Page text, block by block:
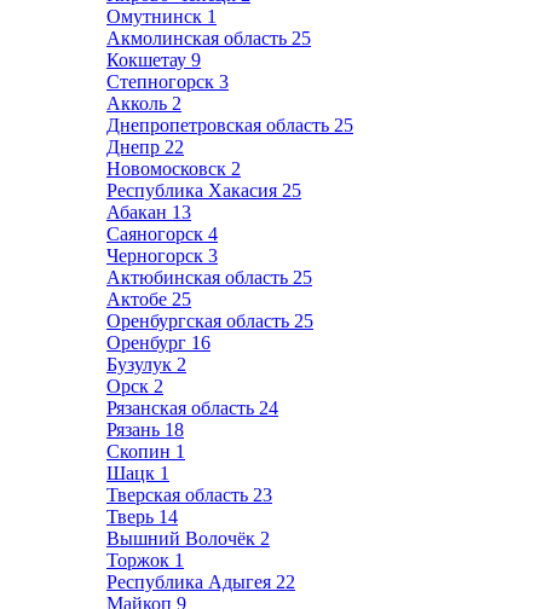
Омутнинск 1
Акмолинская область 25
Кокшетау 9
Степногорск 3
Акколь 2
Днепропетровская область 25
Днепр 22
Новомосковск 2
Республика Хакасия 25
Абакан 13
Саяногорск 4
Черногорск 3
Актюбинская область 25
Актобе 25
Оренбургская область 25
Оренбург 16
Бузулук 2
Орск 2
Рязанская область 24
Рязань 18
Скопин 1
Шацк 1
Тверская область 23
Тверь 14
Вышний Волочёк 2
Торжок 1
Республика Адыгея 22
Майкоп 9